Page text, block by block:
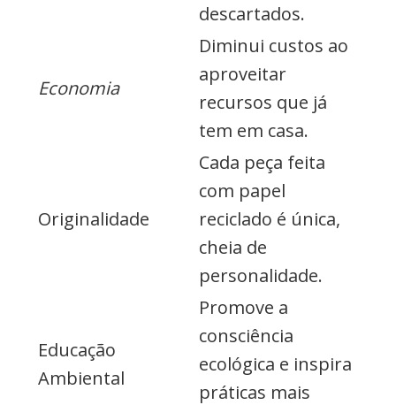
descartados.
Economia
Diminui custos ao
aproveitar
recursos que já
tem em casa.
Originalidade
Cada peça feita
com papel
reciclado é única,
cheia de
personalidade.
Educação
Ambiental
Promove a
consciência
ecológica e inspira
práticas mais